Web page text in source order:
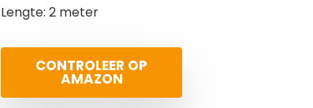
Lengte: 2 meter
CONTROLEER OP
AMAZON